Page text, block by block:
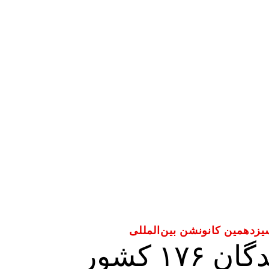
کانونشن بین‌المللی
نمایندگان ۱۷۶ کشور